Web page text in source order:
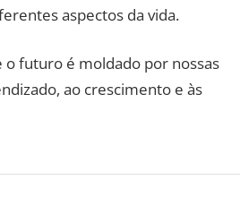
aspectos da vida.
o futuro é moldado por nossas
ao crescimento e às